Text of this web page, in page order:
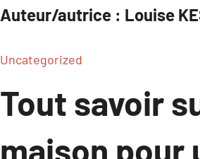
Auteur/autrice : Louise
Uncategorized
Tout savoir
maison pour